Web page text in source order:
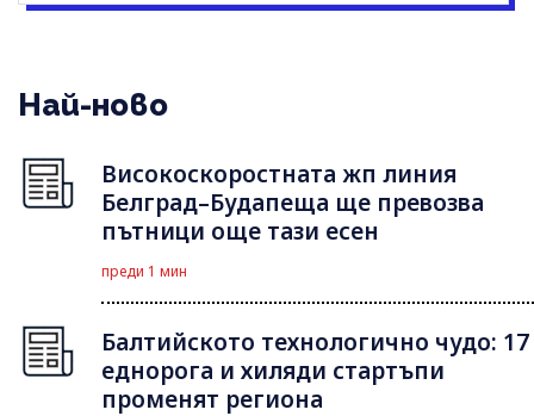
Най-ново
Високоскоростната жп линия
Белград–Будапеща ще превозва
пътници още тази есен
преди 1 мин
Балтийското технологично чудо: 17
еднорога и хиляди стартъпи
променят региона